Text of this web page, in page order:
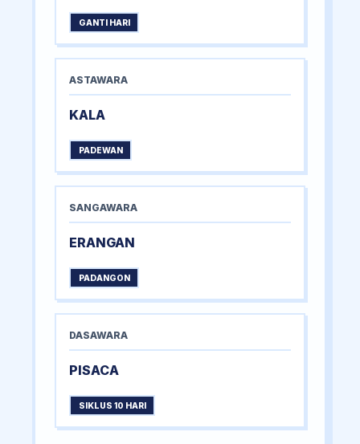
GANTI HARI
ASTAWARA
KALA
PADEWAN
SANGAWARA
ERANGAN
PADANGON
DASAWARA
PISACA
SIKLUS 10 HARI